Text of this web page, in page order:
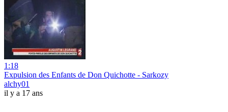
1:18
Expulsion des Enfants de Don Quichotte - Sarkozy
alchy01
il y a 17 ans